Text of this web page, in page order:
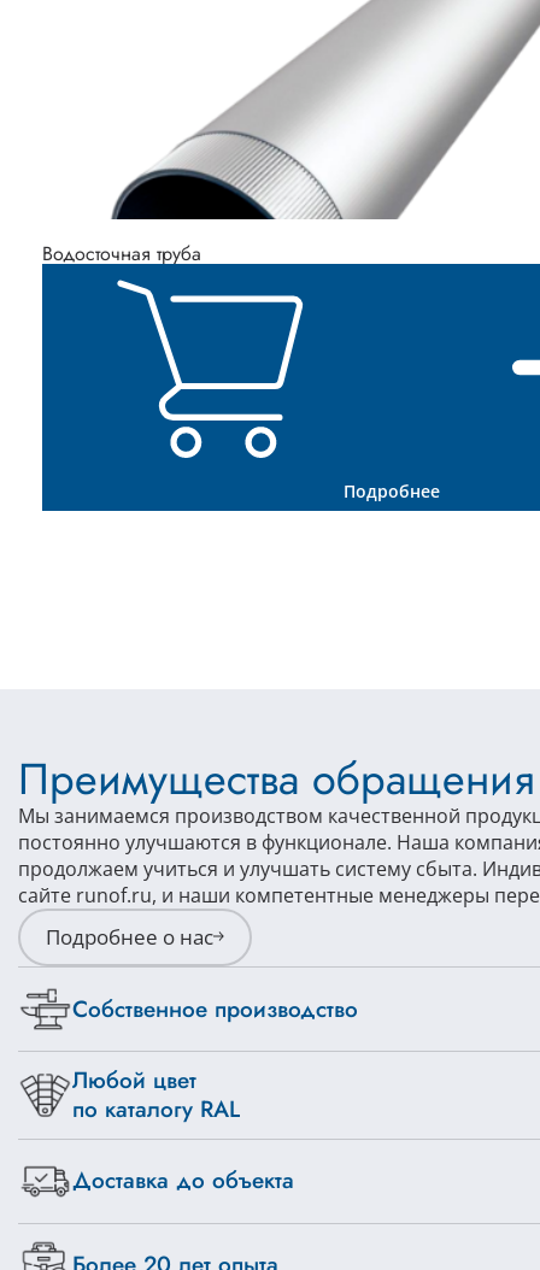
Водосточная труба
Подробнее
Преимущества
Мы занимаемся производством качественной
постоянно улучшаются в функционале. Наша
продолжаем учиться и улучшать систему сбыта.
сайте runof.ru, и наши компетентные менеджеры
Подробнее о нас
Собственное производство
Любой цвет
по каталогу RAL
Доставка до объекта